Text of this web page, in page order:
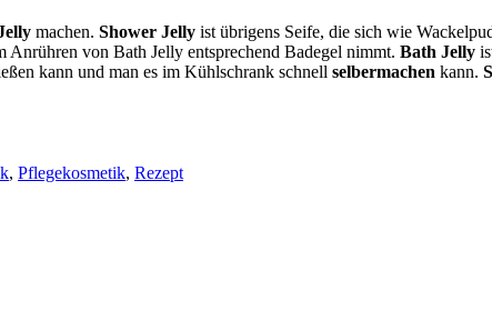
machen. Shower Jelly ist übrigens Seife, die sich wie
Anrühren von Bath Jelly entsprechend Badegel nimmt. Bath Jelly
kann und man es im Kühlschrank schnell selbermachen kann.
, Pflegekosmetik, Rezept